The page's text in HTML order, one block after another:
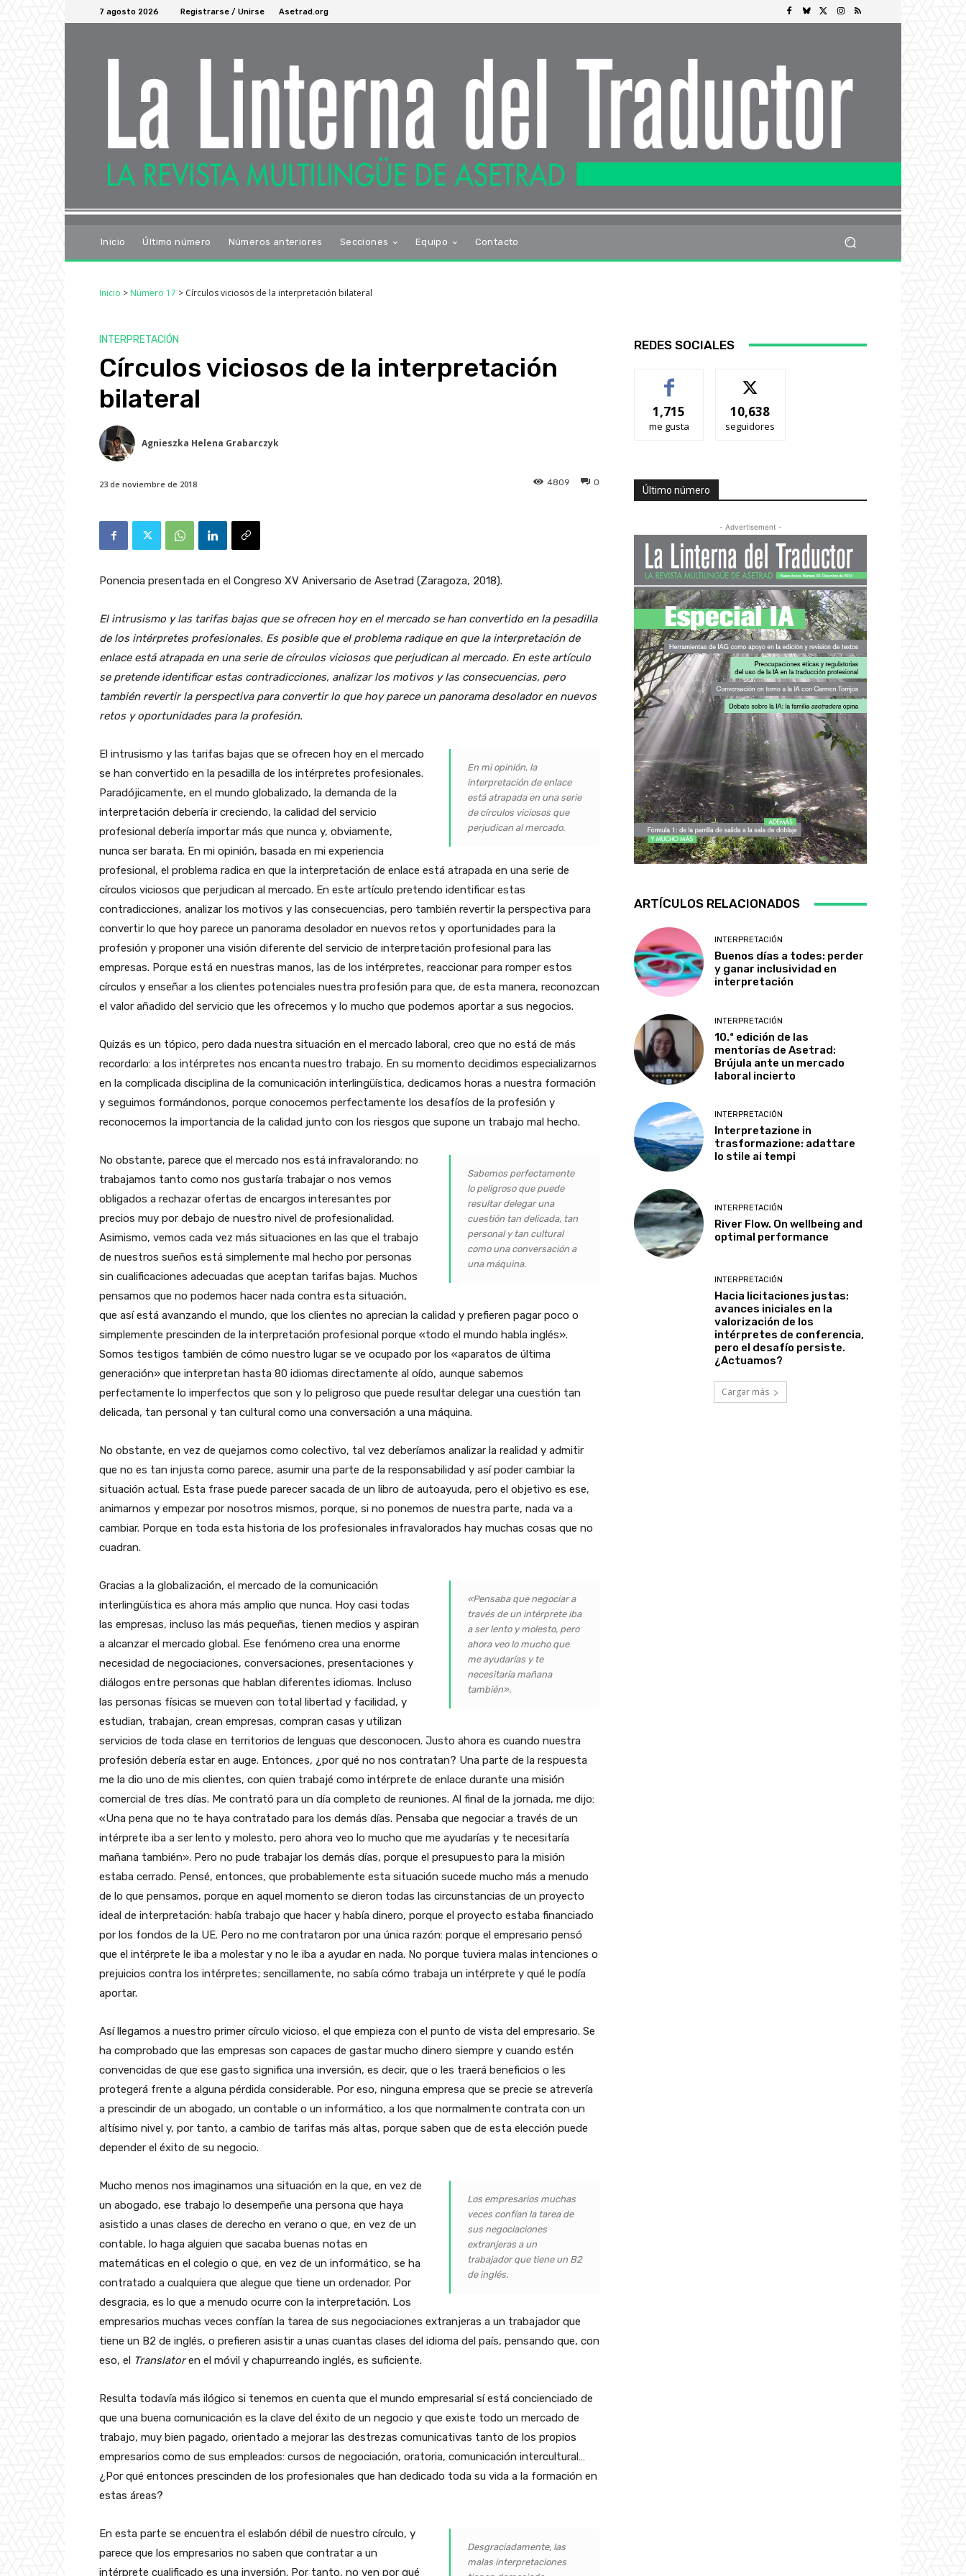
7 agosto 2026 Registrarse / Unirse Asetrad.org
Inicio Último número Números anteriores Secciones Equipo Contacto
Inicio > Número 17 > Círculos viciosos de la interpretación bilateral
INTERPRETACIÓN
Círculos viciosos de la interpretación
bilateral
Agnieszka Helena Grabarczyk
23 de noviembre de 2018 0
4809
Ponencia presentada en el Congreso XV Aniversario de Asetrad (Zaragoza, 2018).
El intrusismo y las tarifas bajas que se ofrecen hoy en el mercado se han convertido en la pesadilla
de los intérpretes profesionales. Es posible que el problema radique en que la interpretación de
enlace está atrapada en una serie de círculos viciosos que perjudican al mercado. En este artículo
se pretende identificar estas contradicciones, analizar los motivos y las consecuencias, pero
también revertir la perspectiva para convertir lo que hoy parece un panorama desolador en nuevos
retos y oportunidades para la profesión.
En mi opinión, la
interpretación de enlace
está atrapada en una serie
de círculos viciosos que
perjudican al mercado.
El intrusismo y las tarifas bajas que se ofrecen hoy en el mercado
se han convertido en la pesadilla de los intérpretes profesionales.
Paradójicamente, en el mundo globalizado, la demanda de la
interpretación debería ir creciendo, la calidad del servicio
profesional debería importar más que nunca y, obviamente,
nunca ser barata. En mi opinión, basada en mi experiencia
profesional, el problema radica en que la interpretación de enlace está atrapada en una serie de
círculos viciosos que perjudican al mercado. En este artículo pretendo identificar estas
contradicciones, analizar los motivos y las consecuencias, pero también revertir la perspectiva para
convertir lo que hoy parece un panorama desolador en nuevos retos y oportunidades para la
profesión y proponer una visión diferente del servicio de interpretación profesional para las
empresas. Porque está en nuestras manos, las de los intérpretes, reaccionar para romper estos
círculos y enseñar a los clientes potenciales nuestra profesión para que, de esta manera, reconozcan
el valor añadido del servicio que les ofrecemos y lo mucho que podemos aportar a sus negocios.
Quizás es un tópico, pero dada nuestra situación en el mercado laboral, creo que no está de más
recordarlo: a los intérpretes nos encanta nuestro trabajo. En su momento decidimos especializarnos
en la complicada disciplina de la comunicación interlingüística, dedicamos horas a nuestra formación
y seguimos formándonos, porque conocemos perfectamente los desafíos de la profesión y
reconocemos la importancia de la calidad junto con los riesgos que supone un trabajo mal hecho.
Sabemos perfectamente
lo peligroso que puede
resultar delegar una
cuestión tan delicada, tan
personal y tan cultural
como una conversación a
una máquina.
No obstante, parece que el mercado nos está infravalorando: no
trabajamos tanto como nos gustaría trabajar o nos vemos
obligados a rechazar ofertas de encargos interesantes por
precios muy por debajo de nuestro nivel de profesionalidad.
Asimismo, vemos cada vez más situaciones en las que el trabajo
de nuestros sueños está simplemente mal hecho por personas
sin cualificaciones adecuadas que aceptan tarifas bajas. Muchos
pensamos que no podemos hacer nada contra esta situación,
que así está avanzando el mundo, que los clientes no aprecian la calidad y prefieren pagar poco o
simplemente prescinden de la interpretación profesional porque «todo el mundo habla inglés».
Somos testigos también de cómo nuestro lugar se ve ocupado por los «aparatos de última
generación» que interpretan hasta 80 idiomas directamente al oído, aunque sabemos
perfectamente lo imperfectos que son y lo peligroso que puede resultar delegar una cuestión tan
delicada, tan personal y tan cultural como una conversación a una máquina.
No obstante, en vez de quejarnos como colectivo, tal vez deberíamos analizar la realidad y admitir
que no es tan injusta como parece, asumir una parte de la responsabilidad y así poder cambiar la
situación actual. Esta frase puede parecer sacada de un libro de autoayuda, pero el objetivo es ese,
animarnos y empezar por nosotros mismos, porque, si no ponemos de nuestra parte, nada va a
cambiar. Porque en toda esta historia de los profesionales infravalorados hay muchas cosas que no
cuadran.
«Pensaba que negociar a
través de un intérprete iba
a ser lento y molesto, pero
ahora veo lo mucho que
me ayudarías y te
necesitaría mañana
también».
Gracias a la globalización, el mercado de la comunicación
interlingüística es ahora más amplio que nunca. Hoy casi todas
las empresas, incluso las más pequeñas, tienen medios y aspiran
a alcanzar el mercado global. Ese fenómeno crea una enorme
necesidad de negociaciones, conversaciones, presentaciones y
diálogos entre personas que hablan diferentes idiomas. Incluso
las personas físicas se mueven con total libertad y facilidad, y
estudian, trabajan, crean empresas, compran casas y utilizan
servicios de toda clase en territorios de lenguas que desconocen. Justo ahora es cuando nuestra
profesión debería estar en auge. Entonces, ¿por qué no nos contratan? Una parte de la respuesta
me la dio uno de mis clientes, con quien trabajé como intérprete de enlace durante una misión
comercial de tres días. Me contrató para un día completo de reuniones. Al final de la jornada, me dijo:
«Una pena que no te haya contratado para los demás días. Pensaba que negociar a través de un
intérprete iba a ser lento y molesto, pero ahora veo lo mucho que me ayudarías y te necesitaría
mañana también». Pero no pude trabajar los demás días, porque el presupuesto para la misión
estaba cerrado. Pensé, entonces, que probablemente esta situación sucede mucho más a menudo
de lo que pensamos, porque en aquel momento se dieron todas las circunstancias de un proyecto
ideal de interpretación: había trabajo que hacer y había dinero, porque el proyecto estaba financiado
por los fondos de la UE. Pero no me contrataron por una única razón: porque el empresario pensó
que el intérprete le iba a molestar y no le iba a ayudar en nada. No porque tuviera malas intenciones o
prejuicios contra los intérpretes; sencillamente, no sabía cómo trabaja un intérprete y qué le podía
aportar.
Así llegamos a nuestro primer círculo vicioso, el que empieza con el punto de vista del empresario. Se
ha comprobado que las empresas son capaces de gastar mucho dinero siempre y cuando estén
convencidas de que ese gasto significa una inversión, es decir, que o les traerá beneficios o les
protegerá frente a alguna pérdida considerable. Por eso, ninguna empresa que se precie se atrevería
a prescindir de un abogado, un contable o un informático, a los que normalmente contrata con un
altísimo nivel y, por tanto, a cambio de tarifas más altas, porque saben que de esta elección puede
depender el éxito de su negocio.
Los empresarios muchas
veces confían la tarea de
sus negociaciones
extranjeras a un
trabajador que tiene un B2
de inglés.
Mucho menos nos imaginamos una situación en la que, en vez de
un abogado, ese trabajo lo desempeñe una persona que haya
asistido a unas clases de derecho en verano o que, en vez de un
contable, lo haga alguien que sacaba buenas notas en
matemáticas en el colegio o que, en vez de un informático, se ha
contratado a cualquiera que alegue que tiene un ordenador. Por
desgracia, es lo que a menudo ocurre con la interpretación. Los
empresarios muchas veces confían la tarea de sus negociaciones extranjeras a un trabajador que
tiene un B2 de inglés, o prefieren asistir a unas cuantas clases del idioma del país, pensando que, con
eso, el Translatoren el móvil y chapurreando inglés, es suficiente.
Resulta todavía más ilógico si tenemos en cuenta que el mundo empresarial sí está concienciado de
que una buena comunicación es la clave del éxito de un negocio y que existe todo un mercado de
trabajo, muy bien pagado, orientado a mejorar las destrezas comunicativas tanto de los propios
empresarios como de sus empleados: cursos de negociación, oratoria, comunicación intercultural…
¿Por qué entonces prescinden de los profesionales que han dedicado toda su vida a la formación en
estas áreas?
Desgraciadamente, las
malas interpretaciones
En esta parte se encuentra el eslabón débil de nuestro círculo, y
parece que los empresarios no saben que contratar a un
intérprete cualificado es una inversión. Por tanto, no ven por qué
REDES SOCIALES
1,715
me gusta
10,638
seguidores
Último número
- Advertisement -
ARTÍCULOS RELACIONADOS
INTERPRETACIÓN
Buenos días a todes: perder
y ganar inclusividad en
interpretación
INTERPRETACIÓN
10.ª edición de las
mentorías de Asetrad:
Brújula ante un mercado
laboral incierto
INTERPRETACIÓN
Interpretazione in
trasformazione: adattare
lo stile ai tempi
INTERPRETACIÓN
River Flow. On wellbeing and
optimal performance
INTERPRETACIÓN
Hacia licitaciones justas:
avances iniciales en la
valorización de los
intérpretes de conferencia,
pero el desafío persiste.
¿Actuamos?
Cargar más